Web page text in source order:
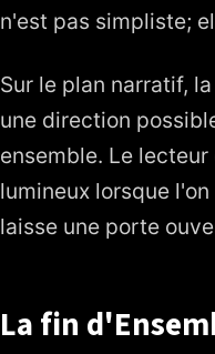
n'est pas simpliste;
Sur le plan narratif,
une direction
ensemble. Le
lumineux lorsque
laisse une porte
La fin